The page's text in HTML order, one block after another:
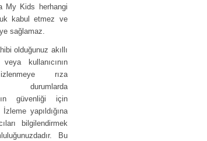
My Kids herhangi
kabul etmez ve
sağlamaz.
olduğunuz akıllı
kullanıcının
rıza
durumlarda
güvenliği için
İzleme yapıldığına
bilgilendirmek
Bu